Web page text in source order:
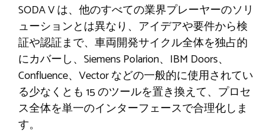
SODA V は、他のすべての業界プレーヤーのソリ
ューションとは異なり、アイデアや要件から検
証や認証まで、車両開発サイクル全体を独占的
にカバーし、Siemens Polarion、IBM Doors、
Confluence、Vector などの一般的に使用されてい
る少なくとも 15 のツールを置き換えて、プロセ
ス全体を単一のインターフェースで合理化しま
す。